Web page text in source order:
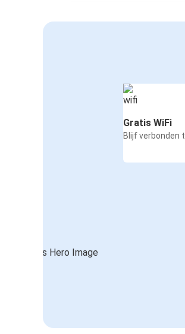
Gratis WiFi
Blijf verbonden